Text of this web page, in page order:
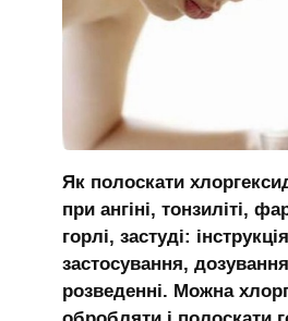
Як полоскати
при ангіні, тонзиліті,
горлі, застуді:
застосування,
розведенні. Можна